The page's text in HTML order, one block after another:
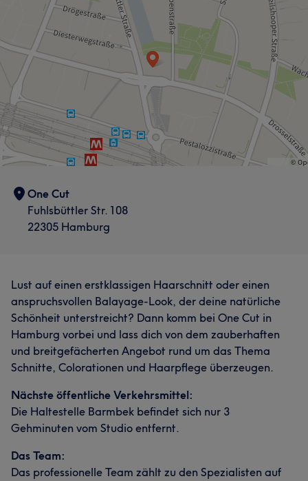
One Cut
Fuhlsbüttler Str. 108
22305 Hamburg
Lust auf einen erstklassigen Haarschnitt oder einen
anspruchsvollen Balayage-Look, der deine natürliche
Schönheit unterstreicht? Dann komm bei One Cut in
Hamburg vorbei und lass dich von dem zauberhaften
und breitgefächerten Angebot rund um das Thema
Schnitte, Colorationen und Haarpflege überzeugen.
Nächste öffentliche Verkehrsmittel:
Die Haltestelle Barmbek befindet sich nur 3
Gehminuten vom Studio entfernt.
Das Team:
Das professionelle Team zählt zu den Spezialisten auf